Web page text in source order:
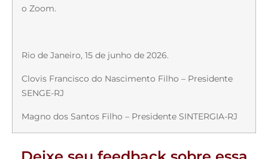
o Zoom.
Rio de Janeiro, 15 de junho de 2026.
Clovis Francisco do Nascimento Filho – Presidente
SENGE-RJ
Magno dos Santos Filho – Presidente SINTERGIA-RJ